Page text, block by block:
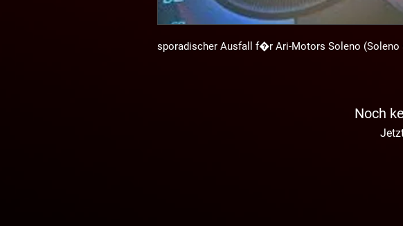
sporadischer Ausfall f�r Ari-Motors Soleno (Soleno
Noch